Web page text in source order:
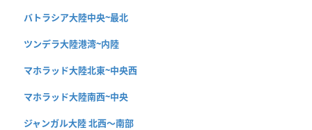
バトラシア大陸中央~最北
ツンデラ大陸港湾~内陸
マホラッド大陸北東~中央西
マホラッド大陸南西~中央
ジャンガル大陸 北西〜南部